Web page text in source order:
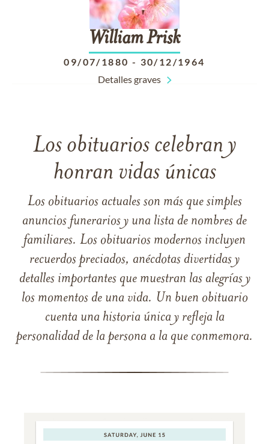
WilliamPrisk
09/07/1880 - 30/12/1964
Detalles graves
Los obituarios celebran y
honran vidas únicas
Los obituarios actuales son más que simples
anuncios funerarios y una lista de nombres de
familiares. Los obituarios modernos incluyen
recuerdos preciados, anécdotas divertidas y
detalles importantes que muestran las alegrías y
los momentos de una vida. Un buen obituario
cuenta una historia única y refleja la
personalidad de la persona a la que conmemora.